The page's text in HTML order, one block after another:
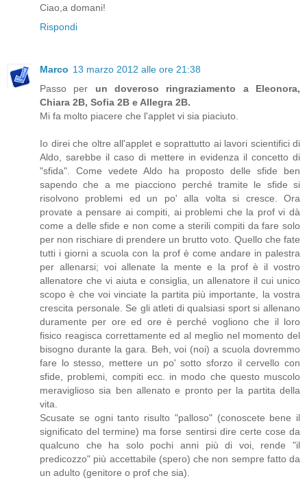
Ciao,a domani!
Rispondi
Marco 13 marzo 2012 alle ore 21:38
Passo per un doveroso ringraziamento a Eleonora,
Chiara 2B, Sofia 2B e Allegra 2B.
Mi fa molto piacere che l'applet vi sia piaciuto.
Io direi che oltre all'applet e soprattutto ai lavori scientifici di
Aldo, sarebbe il caso di mettere in evidenza il concetto di
"sfida". Come vedete Aldo ha proposto delle sfide ben
sapendo che a me piacciono perché tramite le sfide si
risolvono problemi ed un po' alla volta si cresce. Ora
provate a pensare ai compiti, ai problemi che la prof vi dà
come a delle sfide e non come a sterili compiti da fare solo
per non rischiare di prendere un brutto voto. Quello che fate
tutti i giorni a scuola con la prof è come andare in palestra
per allenarsi; voi allenate la mente e la prof è il vostro
allenatore che vi aiuta e consiglia, un allenatore il cui unico
scopo è che voi vinciate la partita più importante, la vostra
crescita personale. Se gli atleti di qualsiasi sport si allenano
duramente per ore ed ore è perché vogliono che il loro
fisico reagisca correttamente ed al meglio nel momento del
bisogno durante la gara. Beh, voi (noi) a scuola dovremmo
fare lo stesso, mettere un po' sotto sforzo il cervello con
sfide, problemi, compiti ecc. in modo che questo muscolo
meraviglioso sia ben allenato e pronto per la partita della
vita.
Scusate se ogni tanto risulto "palloso" (conoscete bene il
significato del termine) ma forse sentirsi dire certe cose da
qualcuno che ha solo pochi anni più di voi, rende "il
predicozzo" più accettabile (spero) che non sempre fatto da
un adulto (genitore o prof che sia).